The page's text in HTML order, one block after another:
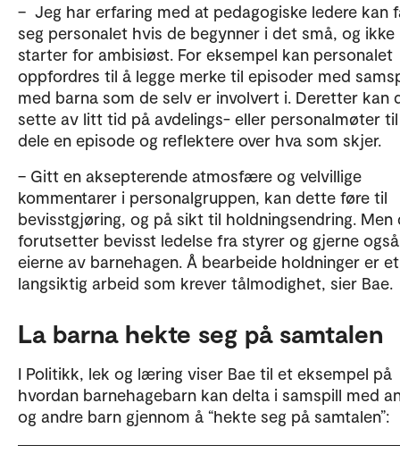
– Jeg har erfaring med at pedagogiske ledere kan
seg personalet hvis de begynner i det små, og ikke
starter for ambisiøst. For eksempel kan personalet
oppfordres til å legge merke til episoder med
med barna som de selv er involvert i. Deretter kan
sette av litt tid på avdelings- eller personalmøter
dele en episode og reflektere over hva som skjer.
– Gitt en aksepterende atmosfære og velvillige
kommentarer i personalgruppen, kan dette føre til
bevisstgjøring, og på sikt til holdningsendring. Men
forutsetter bevisst ledelse fra styrer og gjerne
eierne av barnehagen. Å bearbeide holdninger er et
langsiktig arbeid som krever tålmodighet, sier Bae.
La barna hekte seg på samtalen
I Politikk, lek og læring viser Bae til et eksempel på
hvordan barnehagebarn kan delta i samspill med
og andre barn gjennom å “hekte seg på samtalen”: